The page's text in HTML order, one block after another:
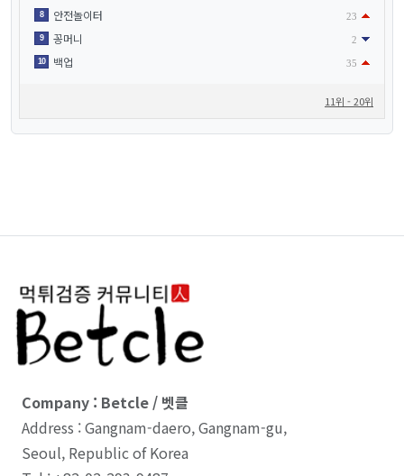
8 안전놀이터 23
9 꽁머니 2
10 백업 35
11위 - 20위
Company : Betcle / 벳클
Address : Gangnam-daero, Gangnam-gu,
Seoul, Republic of Korea